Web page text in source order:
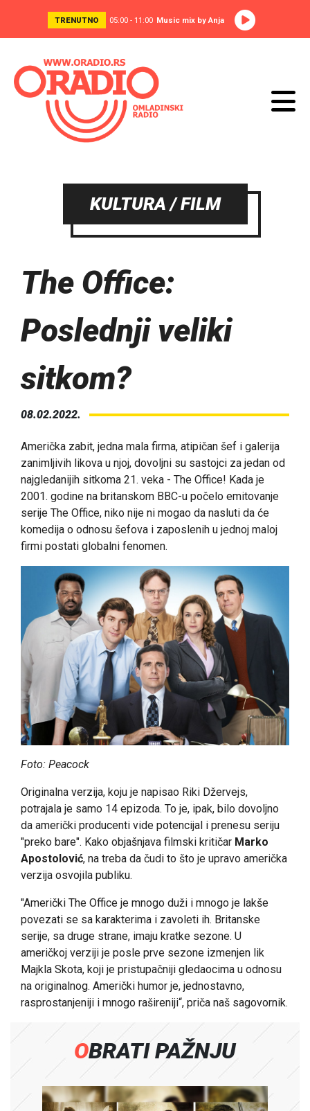
TRENUTNO 05:00 - 11:00 Music mix by Anja
KULTURA / FILM
The Office:
Poslednji veliki
sitkom?
08.02.2022.
Američka zabit, jedna mala firma, atipičan šef i galerija
zanimljivih likova u njoj, dovoljni su sastojci za jedan od
najgledanijih sitkoma 21. veka - The Office! Kada je
2001. godine na britanskom BBC-u počelo emitovanje
serije The Office, niko nije ni mogao da nasluti da će
komedija o odnosu šefova i zaposlenih u jednoj maloj
firmi postati globalni fenomen.
Foto: Peacock
Originalna verzija, koju je napisao Riki Džervejs,
potrajala je samo 14 epizoda. To je, ipak, bilo dovoljno
da američki producenti vide potencijal i prenesu seriju
"preko bare". Kako objašnjava filmski kritičar Marko
Apostolović, na treba da čudi to što je upravo američka
verzija osvojila publiku.
"Američki The Office je mnogo duži i mnogo je lakše
povezati se sa karakterima i zavoleti ih. Britanske
serije, sa druge strane, imaju kratke sezone. U
američkoj verziji je posle prve sezone izmenjen lik
Majkla Skota, koji je pristupačniji gledaocima u odnosu
na originalnog. Američki humor je, jednostavno,
rasprostanjeniji i mnogo rašireniji“, priča naš sagovornik.
OBRATI PAŽNJU